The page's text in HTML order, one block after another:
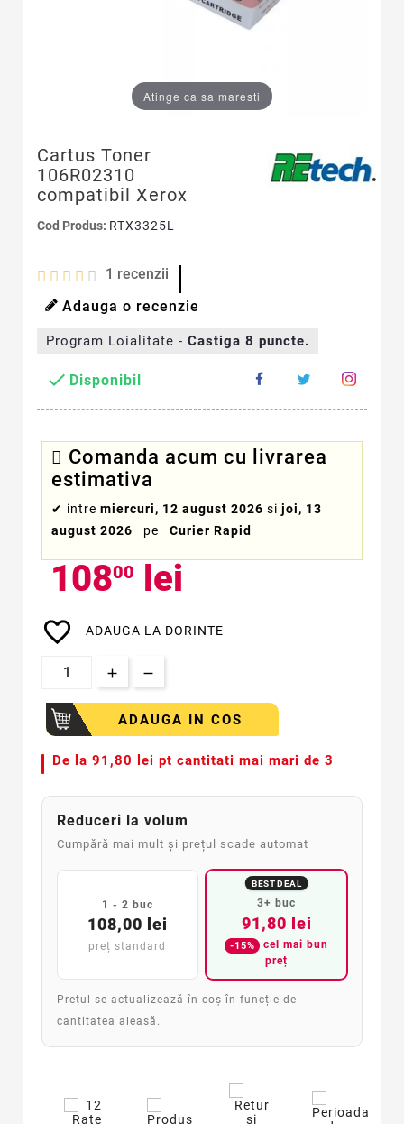
Atinge ca sa maresti
Cartus Toner
106R02310
compatibil Xerox
Cod Produs: RTX3325L
1 recenzii
Adauga o recenzie
Program Loialitate - Castiga 8 puncte.
 Disponibil
Comanda acum cu livrarea
estimativa
✔ intre miercuri, 12 august 2026 si joi, 13
august 2026
pe Curier Rapid
10800 lei
favorite_border ADAUGA LA DORINTE
ADAUGA IN COS
De la 91,80 lei pt cantitati mai mari de 3
Reduceri la volum
Cumpără mai mult și prețul scade automat
1 - 2 buc
108,00 lei
preț standard
BEST DEAL
3+ buc
91,80 lei
-15%
cel mai bun
preț
Prețul se actualizează în coș în funcție de
cantitatea aleasă.